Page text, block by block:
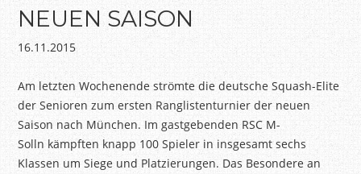
NEUEN SAISON
16.11.2015
Am letzten Wochenende strömte die deutsche Squash-Elite
der Senioren zum ersten Ranglistenturnier der neuen
Saison nach München. Im gastgebenden RSC M-
Solln kämpften knapp 100 Spieler in insgesamt sechs
Klassen um Siege und Platzierungen. Das Besondere an